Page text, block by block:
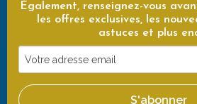
Également, renseignez-vous
les offres exclusives, les
astuces et plus
Votre
adresse
email
S'abonner